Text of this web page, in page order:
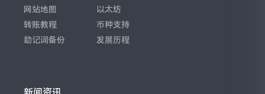
网站地图
转账教程
助记词备份
以太坊
币种支持
发展历程